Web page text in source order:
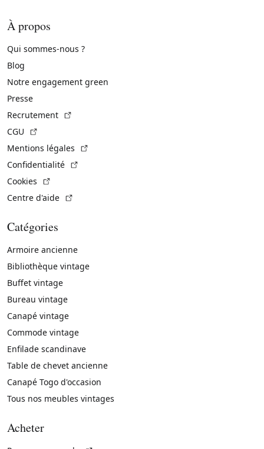
À propos
Qui sommes-nous ?
Blog
Notre engagement green
Presse
Recrutement
CGU
Mentions légales
Confidentialité
Cookies
Centre d'aide
Catégories
Armoire ancienne
Bibliothèque vintage
Buffet vintage
Bureau vintage
Canapé vintage
Commode vintage
Enfilade scandinave
Table de chevet ancienne
Canapé Togo d'occasion
Tous nos meubles vintages
Acheter